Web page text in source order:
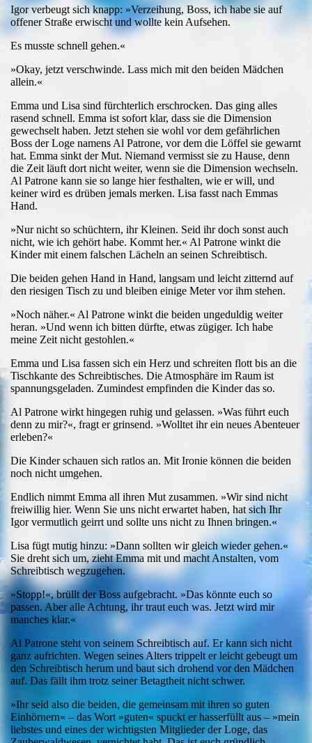
Igor verbeugt sich knapp: »Verzeihung, Boss, ich habe sie auf
offener Straße erwischt und wollte kein Aufsehen.
Es musste schnell gehen.«
»Okay, jetzt verschwinde. Lass mich mit den beiden Mädchen
allein.«
Emma und Lisa sind fürchterlich erschrocken. Das ging alles
rasend schnell. Emma ist sofort klar, dass sie die Dimension
gewechselt haben. Jetzt stehen sie wohl vor dem gefährlichen
Boss der Loge namens Al Patrone, vor dem die Löffel sie gewarnt
hat. Emma sinkt der Mut. Niemand vermisst sie zu Hause, denn
die Zeit läuft dort nicht weiter, wenn sie die Dimension wechseln.
Al Patrone kann sie so lange hier festhalten, wie er will, und
keiner wird es drüben jemals merken. Lisa fasst nach Emmas
Hand.
»Nur nicht so schüchtern, ihr Kleinen. Seid ihr doch sonst auch
nicht, wie ich gehört habe. Kommt her.« Al Patrone winkt die
Kinder mit einem falschen Lächeln an seinen Schreibtisch.
Die beiden gehen Hand in Hand, langsam und leicht zitternd auf
den riesigen Tisch zu und bleiben einige Meter vor ihm stehen.
»Noch näher.« Al Patrone winkt die beiden ungeduldig weiter
heran. »Und wenn ich bitten dürfte, etwas zügiger. Ich habe
meine Zeit nicht gestohlen.«
Emma und Lisa fassen sich ein Herz und schreiten flott bis an die
Tischkante des Schreibtisches. Die Atmosphäre im Raum ist
spannungsgeladen. Zumindest empfinden die Kinder das so.
Al Patrone wirkt hingegen ruhig und gelassen. »Was führt euch
denn zu mir?«, fragt er grinsend. »Wolltet ihr ein neues Abenteuer
erleben?«
Die Kinder schauen sich ratlos an. Mit Ironie können die beiden
noch nicht umgehen.
Endlich nimmt Emma all ihren Mut zusammen. »Wir sind nicht
freiwillig hier. Wenn Sie uns nicht erwartet haben, hat sich Ihr
Igor vermutlich geirrt und sollte uns nicht zu Ihnen bringen.«
Lisa fügt mutig hinzu: »Dann sollten wir gleich wieder gehen.«
Sie dreht sich um, zieht Emma mit und macht Anstalten, vom
Schreibtisch wegzugehen.
»Stopp!«, brüllt der Boss aufgebracht. »Das könnte euch so
passen. Aber alle Achtung, ihr traut euch was. Jetzt wird mir
manches klar.«
Al Patrone steht von seinem Schreibtisch auf. Er kann sich nicht
ganz aufrichten. Wegen seines Alters trippelt er leicht gebeugt um
den Schreibtisch herum und baut sich drohend vor den Mädchen
auf. Das fällt ihm trotz seiner Betagtheit nicht schwer.
»Ihr seid also die beiden, die gemeinsam mit ihren so guten
Einhörnern« – das Wort »guten« spuckt er hasserfüllt aus – »mein
liebstes und eines der wichtigsten Mitglieder der Loge, das